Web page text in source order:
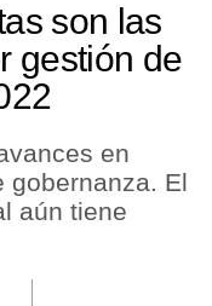
son las
gestión de
en
gobernanza. El
aún tiene